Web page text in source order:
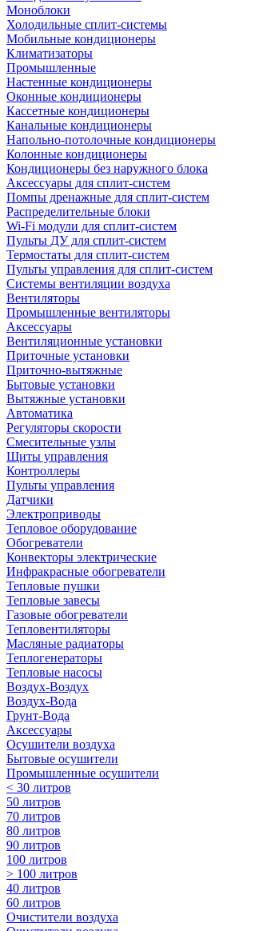
Моноблоки
Холодильные сплит-системы
Мобильные кондиционеры
Климатизаторы
Промышленные
Настенные кондиционеры
Оконные кондиционеры
Кассетные кондиционеры
Канальные кондиционеры
Напольно-потолочные кондиционеры
Колонные кондиционеры
Кондиционеры без наружного блока
Аксессуары для сплит-систем
Помпы дренажные для сплит-систем
Распределительные блоки
Wi-Fi модули для сплит-систем
Пульты ДУ для сплит-систем
Термостаты для сплит-систем
Пульты управления для сплит-систем
Системы вентиляции воздуха
Вентиляторы
Промышленные вентиляторы
Аксессуары
Вентиляционные установки
Приточные установки
Приточно-вытяжные
Бытовые установки
Вытяжные установки
Автоматика
Регуляторы скорости
Смесительные узлы
Щиты управления
Контроллеры
Пульты управления
Датчики
Электроприводы
Тепловое оборудование
Обогреватели
Конвекторы электрические
Инфракрасные обогреватели
Тепловые пушки
Тепловые завесы
Газовые обогреватели
Тепловентиляторы
Масляные радиаторы
Теплогенераторы
Тепловые насосы
Воздух-Воздух
Воздух-Вода
Грунт-Вода
Аксессуары
Осушители воздуха
Бытовые осушители
Промышленные осушители
< 30 литров
50 литров
70 литров
80 литров
90 литров
100 литров
> 100 литров
40 литров
60 литров
Очистители воздуха